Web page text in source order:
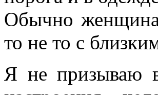
Обычно женщина
то не то с
Я не призываю